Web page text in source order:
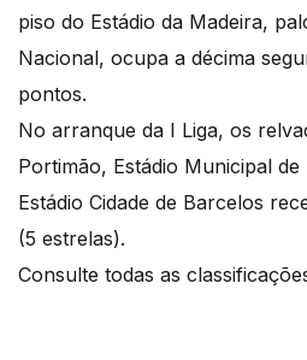
piso do Estádio da Madeira,
Nacional, ocupa a décima
pontos.
No arranque da I Liga, os
Portimão, Estádio Municipal
Estádio Cidade de Barcelos
(5 estrelas).
Consulte todas as